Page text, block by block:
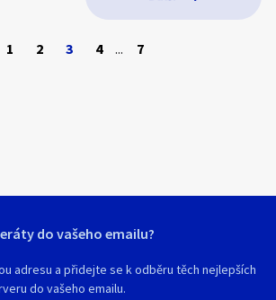
https://www.aim2cleanssd.com.ng
1 2 3 4 ... 7
do vašeho emailu?
adresu a přidejte se k odběru těch nejlepších
do vašeho emailu.